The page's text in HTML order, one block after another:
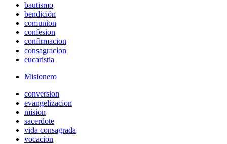
bautismo
bendición
comunion
confesion
confirmacion
consagracion
eucaristia
Misionero
conversion
evangelizacion
mision
sacerdote
vida consagrada
vocacion